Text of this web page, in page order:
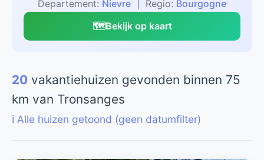
Departement: Nievre | Regio: Bourgogne
🗺️Bekijk op kaart
20 vakantiehuizen gevonden binnen 75
km van Tronsanges
ℹ️ Alle huizen getoond (geen datumfilter)